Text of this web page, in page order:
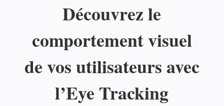
Découvrez le
comportement visuel
de vos utilisateurs avec
l’Eye Tracking